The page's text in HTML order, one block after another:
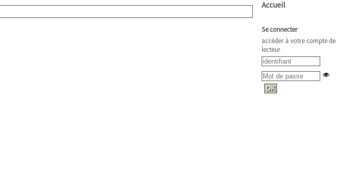
Accueil
Se connecter
accéder à votre compte de
lecteur